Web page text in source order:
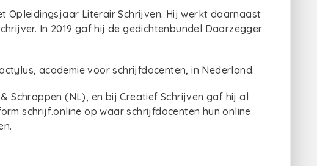
Opleidingsjaar Literair Schrijven. Hij werkt daarnaast
In 2019 gaf hij de gedichtenbundel Daarzegger
academie voor schrijfdocenten, in Nederland.
Schrappen (NL), en bij Creatief Schrijven gaf hij al
schrijf.online op waar schrijfdocenten hun online